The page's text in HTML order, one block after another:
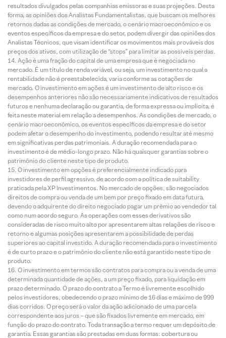
resultados divulgados pelas companhias emissoras e suas projeções. Desta
forma, as opiniões dos Analistas Fundamentalistas, que buscam os melhores
retornos dadas as condições de mercado, o cenário macroeconômico e os
eventos específicos da empresa e do setor, podem divergir das opiniões dos
Analistas Técnicos, que visam identificar os movimentos mais prováveis dos
preços dos ativos, com utilização de “stops” para limitar as possíveis perdas.
Ação é uma fração do capital de uma empresa que é negociada no
mercado. É um título de renda variável, ou seja, um investimento no qual a
rentabilidade não é preestabelecida, varia conforme as cotações de
mercado. O investimento em ações é um investimento de alto risco e os
desempenhos anteriores não são necessariamente indicativos de resultados
futuros e nenhuma declaração ou garantia, de forma expressa ou implícita, é
feita neste material em relação a desempenhos. As condições de mercado, o
cenário macroeconômico, os eventos específicos da empresa e do setor
podem afetar o desempenho do investimento, podendo resultar até mesmo
em significativas perdas patrimoniais. A duração recomendada para o
investimento é de médio-longo prazo. Não há quaisquer garantias sobre o
patrimônio do cliente neste tipo de produto.
O investimento em opções é preferencialmente indicado para
investidores de perfil agressivo, de acordo com a política de suitability
praticada pela XP Investimentos. No mercado de opções, são negociados
direitos de compra ou venda de um bem por preço fixado em data futura,
devendo o adquirente do direito negociado pagar um prêmio ao vendedor tal
como num acordo seguro. As operações com esses derivativos são
consideradas de risco muito alto por apresentarem altas relações de risco e
retorno e algumas posições apresentarem a possibilidade de perdas
superiores ao capital investido. A duração recomendada para o investimento
é de curto prazo e o patrimônio do cliente não está garantido neste tipo de
produto.
O investimento em termos são contratos para compra ou a venda de uma
determinada quantidade de ações, a um preço fixado, para liquidação em
prazo determinado. O prazo do contrato a Termo é livremente escolhido
pelos investidores, obedecendo o prazo mínimo de 16 dias e máximo de 999
dias corridos. O preço será o valor da ação adicionado de uma parcela
correspondente aos juros – que são fixados livremente em mercado, em
função do prazo do contrato. Toda transação a termo requer um depósito de
garantia. Essas garantias são prestadas em duas formas: cobertura ou